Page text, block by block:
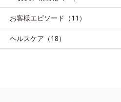
お客様エピソード（11）
ヘルスケア（18）